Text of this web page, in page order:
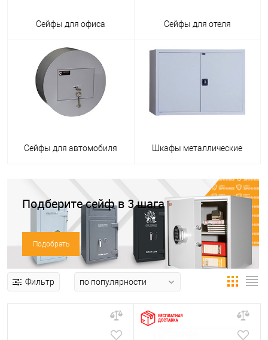
Сейфы для офиса Сейфы для отеля
Сейфы для автомобиля Шкафы металлические
Подберите сейф в 3 шага
Подобрать
Фильтр